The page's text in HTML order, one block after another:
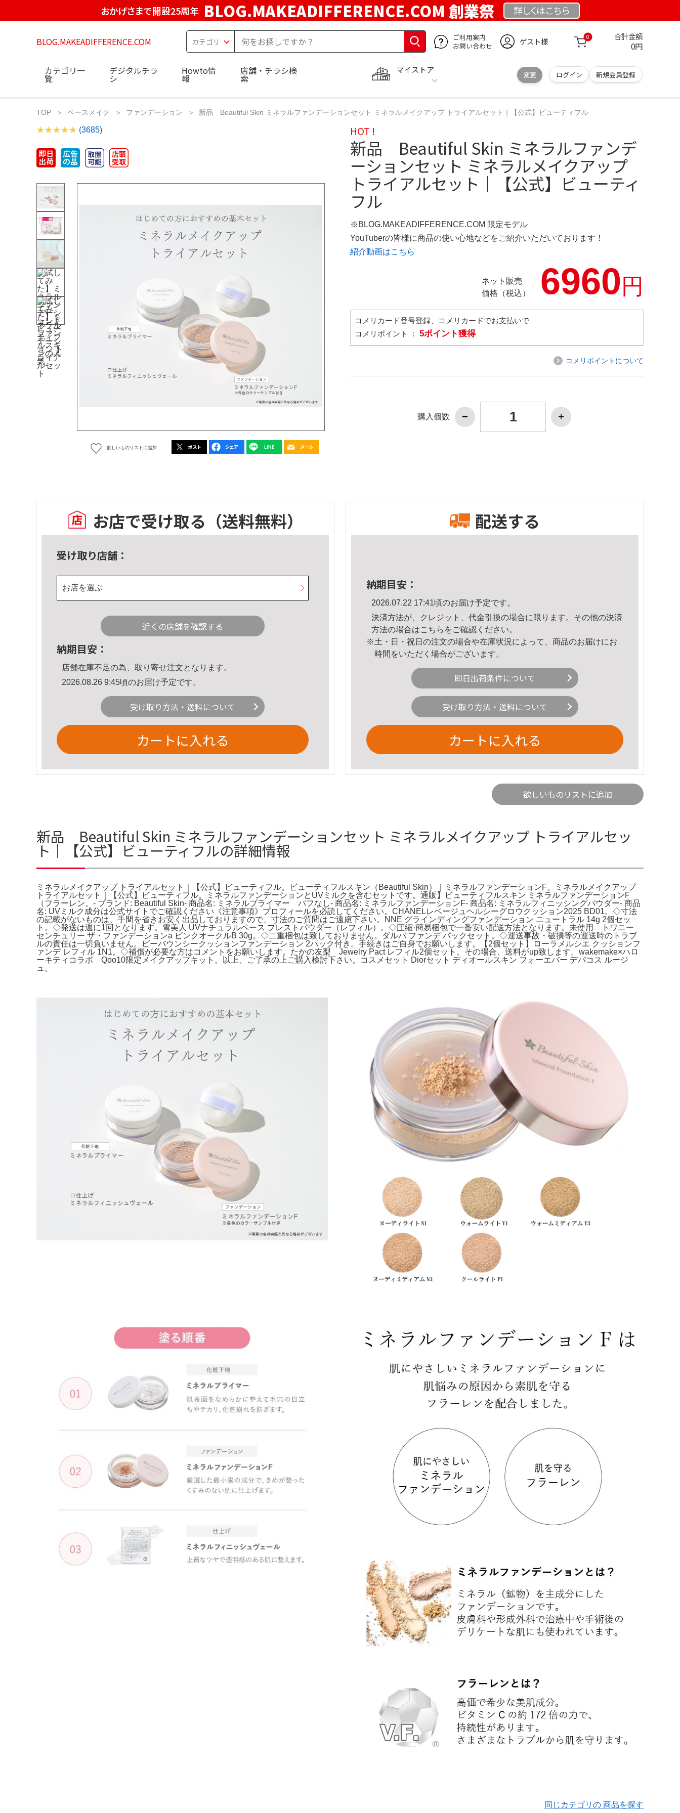
おかげさまで開設25周年 BLOG.MAKEADIFFERENCE.COM 創業祭 詳しくはこちら
BLOG.MAKEADIFFERENCE.COM
ご利用案内
お問い合わせ
ゲスト様 0 合計金額
0円
マイストア
変更 ログイン 新規会員登録
カテゴリ一
覧
デジタルチラ
シ
Howto情
報
店舗・チラシ検
索
TOP ベースメイク ファンデーション 新品 Beautiful Skin ミネラルファンデーションセット ミネラルメイクアップ トライアルセット｜【公式】ビューティフル
(3685)
欲しいものリストに追加
HOT !
新品 Beautiful Skin ミネラルファンデ
ーションセット ミネラルメイクアップ
トライアルセット｜【公式】ビューティ
フル
※BLOG.MAKEADIFFERENCE.COM 限定モデル
YouTuberの皆様に商品の使い心地などをご紹介いただいております！
紹介動画はこちら
ネット販売
価格（税込）
6960円
コメリカード番号登録、コメリカードでお支払いで
コメリポイント ： 5ポイント獲得
コメリポイントについて
購入個数
お店で受け取る （送料無料）
受け取り店舗：
お店を選ぶ
近くの店舗を確認する
納期目安：
店舗在庫不足の為、取り寄せ注文となります。
2026.08.26 9:45頃のお届け予定です。
受け取り方法・送料について
カートに入れる
配送する
納期目安：
2026.07.22 17:41頃のお届け予定です。
決済方法が、クレジット、代金引換の場合に限ります。その他の決済
方法の場合はこちら をご確認ください。
※土・日・祝日の注文の場合や在庫状況によって、商品のお届けにお
時間をいただく場合がございます。
即日出荷条件について
受け取り方法・送料について
カートに入れる
欲しいものリストに追加
新品 Beautiful Skin ミネラルファンデーションセット ミネラルメイクアップ トライアルセッ
ト｜【公式】ビューティフルの詳細情報
ミネラルメイクアップ トライアルセット｜【公式】ビューティフル。ビューティフルスキン（Beautiful Skin）｜ミネラルファンデーションF。ミネラルメイクアップ
トライアルセット｜【公式】ビューティフル。ミネラルファンデーションとUVミルクを含むセットです。通販】ビューティフルスキン ミネラルファンデーションF
（フラーレン。- ブランド: Beautiful Skin- 商品名: ミネラルプライマー パフなし- 商品名: ミネラルファンデーションF- 商品名: ミネラルフィニッシングパウダー- 商品
名: UVミルク成分は公式サイトでご確認ください《注意事項》プロフィールを必読してください。CHANELレベージュヘルシーグロウクッション2025 BD01。◇寸法
の記載がないものは、手間を省きお安く出品しておりますので、寸法のご質問はご遠慮下さい。NNE グラインディングファンデーション ニュートラル 14g 2個セッ
ト。◇発送は週に1回となります。雪美人 UVナチュラルベース プレストパウダー（レフィル）。◇圧縮·簡易梱包で一番安い配送方法となります。未使用 トワニー
センチュリー ザ・ファンデーションa ピンクオークルB 30g。◇二重梱包は致しておりません。ダルバ ファンデ パックセット。◇運送事故・破損等の運送時のトラブ
ルの責任は一切負いません。ビーバウンシークッションファンデーション 2パック付き。手続きはご自身でお願いします。【2個セット】ローラメルシエ クッションフ
ァンデ レフィル 1N1。◇補償が必要な方はコメントをお願いします。たかの友梨 Jewelry Pact レフィル2個セット。その場合、送料がup致します。wakemake×ハロ
ーキティコラボ Qoo10限定メイクアップキット。以上、ご了承の上ご購入検討下さい。コスメセット Diorセット ディオールスキン フォーエバー デパコス ルージ
ュ。
同じカテゴリの 商品を探す